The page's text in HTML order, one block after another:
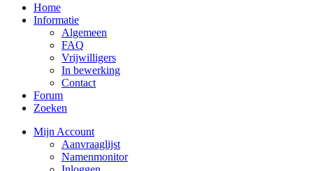
Home
Informatie
Algemeen
FAQ
Vrijwilligers
In bewerking
Contact
Forum
Zoeken
Mijn Account
Aanvraaglijst
Namenmonitor